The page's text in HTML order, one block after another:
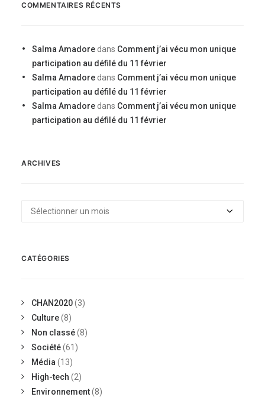
COMMENTAIRES RÉCENTS
Salma Amadore dans Comment j’ai vécu mon unique
participation au défilé du 11 février
Salma Amadore dans Comment j’ai vécu mon unique
participation au défilé du 11 février
Salma Amadore dans Comment j’ai vécu mon unique
participation au défilé du 11 février
ARCHIVES
Archives
CATÉGORIES
CHAN2020(3)
Culture(8)
Non classé(8)
Société(61)
Média (13)
High-tech (2)
Environnement(8)